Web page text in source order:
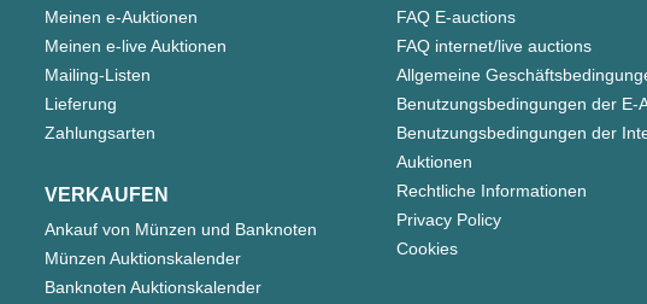
Meinen e-Auktionen
Meinen e-live Auktionen
Mailing-Listen
Lieferung
Zahlungsarten
VERKAUFEN
Ankauf von Münzen und Banknoten
Münzen Auktionskalender
Banknoten Auktionskalender
FAQ E-auctions
FAQ internet/live auctions
Allgemeine
Benutzungsbedingungen der E-
Benutzungsbedingungen der
Auktionen
Rechtliche Informationen
Privacy Policy
Cookies